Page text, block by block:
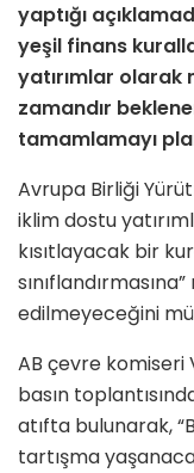
yaptığı
yeşil finans
yatırımlar olarak
zamandır
tamamlamayı
Avrupa Birliği
iklim dostu
kısıtlayacak bir
edilmeyeceğini
AB çevre komiseri
basın
atıfta bulunarak,
tartışma